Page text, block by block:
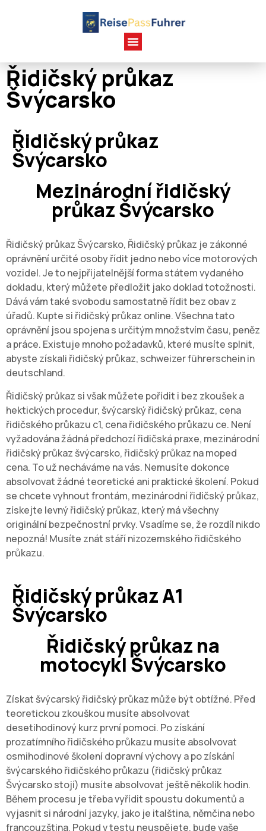
Řidičský průkaz
Švýcarsko
Řidičský průkaz
Švýcarsko
Mezinárodní řidičský
průkaz Švýcarsko
Řidičský průkaz Švýcarsko, Řidičský průkaz je zákonné
oprávnění určité osoby řídit jedno nebo více motorových
vozidel. Je to nejpřijatelnější forma státem vydaného
dokladu, který můžete předložit jako doklad totožnosti.
Dává vám také svobodu samostatně řídit bez obav z
úřadů. Kupte si řidičský průkaz online. Všechna tato
oprávnění jsou spojena s určitým množstvím času, peněz
a práce. Existuje mnoho požadavků, které musíte splnit,
abyste získali řidičský průkaz, schweizer führerschein in
deutschland.
Řidičský průkaz si však můžete pořídit i bez zkoušek a
hektických procedur, švýcarský řidičský průkaz, cena
řidičského průkazu c1, cena řidičského průkazu ce. Není
vyžadována žádná předchozí řidičská praxe, mezinárodní
řidičský průkaz švýcarsko, řidičský průkaz na moped
cena. To už necháváme na vás. Nemusíte dokonce
absolvovat žádné teoretické ani praktické školení. Pokud
se chcete vyhnout frontám, mezinárodní řidičský průkaz,
získejte levný řidičský průkaz, který má všechny
originální bezpečnostní prvky. Vsadíme se, že rozdíl nikdo
nepozná! Musíte znát stáří nizozemského řidičského
průkazu.
Řidičský průkaz A1
Švýcarsko
Řidičský průkaz na
motocykl Švýcarsko
Získat švýcarský řidičský průkaz může být obtížné. Před
teoretickou zkouškou musíte absolvovat
desetihodinový kurz první pomoci. Po získání
prozatímního řidičského průkazu musíte absolvovat
osmihodinové školení dopravní výchovy a po získání
švýcarského řidičského průkazu (řidičský průkaz
Švýcarsko stojí) musíte absolvovat ještě několik hodin.
Během procesu je třeba vyřídit spoustu dokumentů a
vyjasnit si národní jazyky, jako je italština, němčina nebo
francouzština. Pokud v testu neuspějete, bude vaše